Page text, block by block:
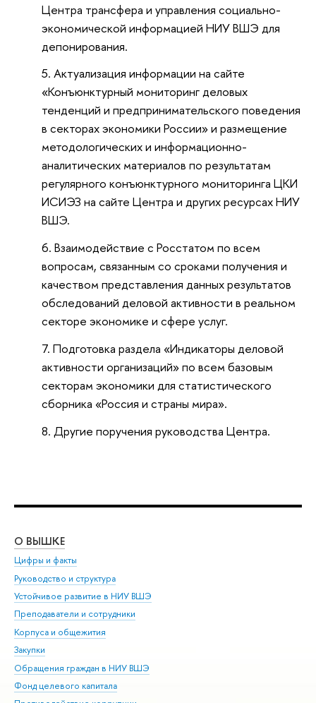
Центра трансфера и управления социально-
экономической информацией НИУ ВШЭ для
депонирования.
Актуализация информации на сайте
«Конъюнктурный мониторинг деловых
тенденций и предпринимательского поведения
в секторах экономики России» и размещение
методологических и информационно-
аналитических материалов по результатам
регулярного конъюнктурного мониторинга ЦКИ
ИСИЭЗ на сайте Центра и других ресурсах НИУ
ВШЭ.
Взаимодействие с Росстатом по всем
вопросам, связанным со сроками получения и
качеством представления данных результатов
обследований деловой активности в реальном
секторе экономике и сфере услуг.
Подготовка раздела «Индикаторы деловой
активности организаций» по всем базовым
секторам экономики для статистического
сборника «Россия и страны мира».
Другие поручения руководства Центра.
О ВЫШКЕ
Цифры и факты
Руководство и структура
Устойчивое развитие в НИУ ВШЭ
Преподаватели и сотрудники
Корпуса и общежития
Закупки
Обращения граждан в НИУ ВШЭ
Фонд целевого капитала